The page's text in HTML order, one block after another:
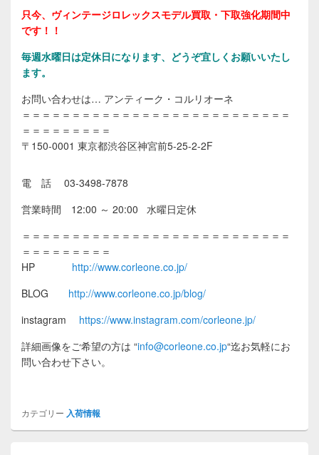
只今、ヴィンテージロレックスモデル買取・下取強化期間中
です！！
毎週水曜日は定休日になります、どうぞ宜しくお願いいたし
ます。
お問い合わせは… アンティーク・コルリオーネ
＝＝＝＝＝＝＝＝＝＝＝＝＝＝＝＝＝＝＝＝＝＝＝＝＝＝＝
＝＝＝＝＝＝＝＝＝
〒150-0001 東京都渋谷区神宮前5-25-2-2F
電 話 03-3498-7878
営業時間 12:00 ～ 20:00 水曜日定休
＝＝＝＝＝＝＝＝＝＝＝＝＝＝＝＝＝＝＝＝＝＝＝＝＝＝＝
＝＝＝＝＝＝＝＝＝
HP
http://www.corleone.co.jp/
BLOG http://www.corleone.co.jp/blog/
instagram https://www.instagram.com/corleone.jp/
詳細画像をご希望の方は “info@corleone.co.jp“迄お気軽にお
問い合わせ下さい。
カテゴリー 入荷情報